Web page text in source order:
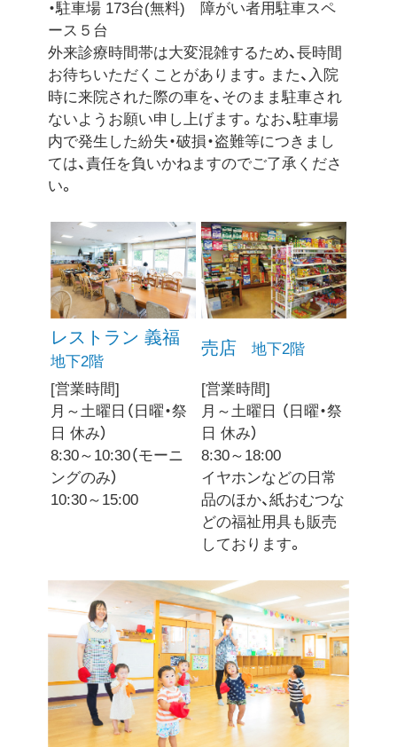
・駐車場 173台(無料) 障がい者用駐車スペ
ース５台
外来診療時間帯は大変混雑するため、長時間
お待ちいただくことがあります。また、入院
時に来院された際の車を、そのまま駐車され
ないようお願い申し上げます。なお、駐車場
内で発生した紛失・破損・盗難等につきまし
ては、責任を負いかねますのでご了承くださ
い。
レストラン 義福
地下2階
売店 地下2階
[営業時間]
月～土曜日（日曜・祭
日 休み）
8:30～10:30（モーニ
ングのみ）
10:30～15:00
[営業時間]
月～土曜日 （日曜・祭
日 休み）
8:30～18:00
イヤホンなどの日常
品のほか、紙おむつな
どの福祉用具も販売
しております。